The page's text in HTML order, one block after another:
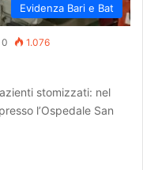
Evidenza Bari e Bat
0 1.076
stomizzati: nel
l’Ospedale San